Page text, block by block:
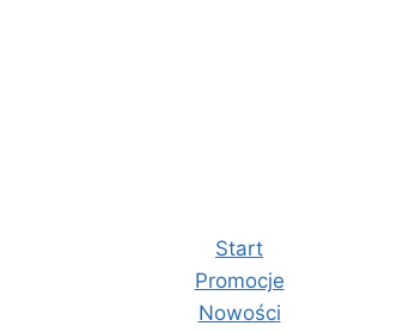
Start
Promocje
Nowości